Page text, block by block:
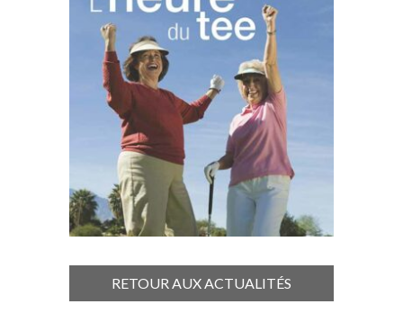
RETOUR AUX ACTUALITÉS